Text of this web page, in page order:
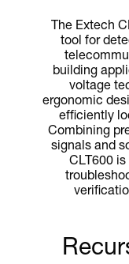
The Extech
tool for
building
voltage
ergonomic
efficiently
Combining
signals and
CLT600